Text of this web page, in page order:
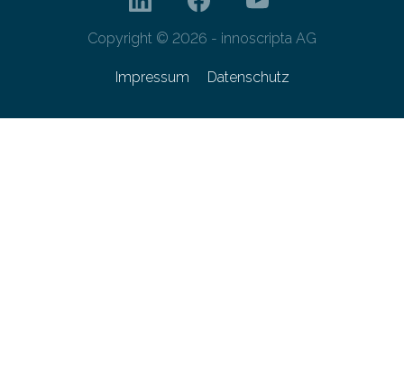
Copyright © 2026 - innoscripta AG
Impressum Datenschutz